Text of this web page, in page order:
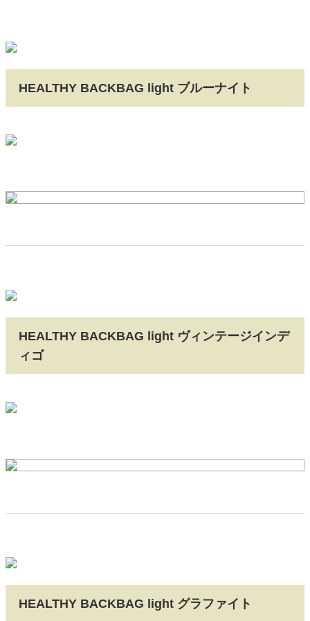
HEALTHY BACKBAG light ブルーナイト
HEALTHY BACKBAG light ヴィンテージインデ
ィゴ
HEALTHY BACKBAG light グラファイト